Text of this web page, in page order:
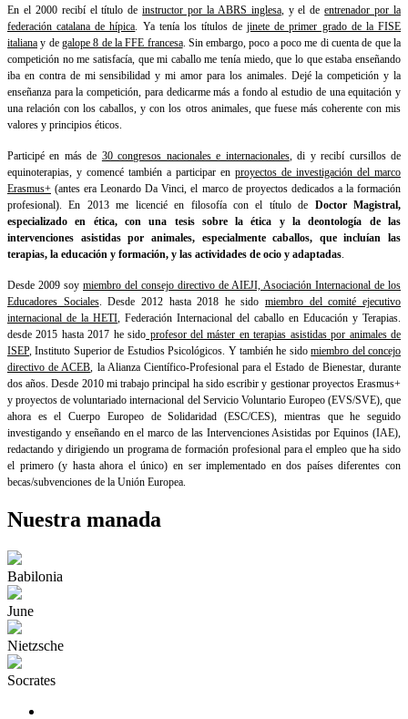
En el 2000 recibí el título deinstructor por la ABRS inglesa, y el deentrenador por la
federación catalana de hípica. Ya tenía los títulos dejinete de primer grado de la FISE
italiana y de galope 8 de la FFE francesa. Sin embargo, poco a poco me di cuenta de que la
competición no me satisfacía, que mi caballo me tenía miedo, que lo que estaba enseñando
iba en contra de mi sensibilidad y mi amor para los animales. Dejé la competición y la
enseñanza para la competición, para dedicarme más a fondo al estudio de una equitación y
una relación con los caballos, y con los otros animales, que fuese más coherente con mis
valores y principios éticos.
Participé en más de 30 congresos nacionales e internacionales, di y recibí cursillos de
equinoterapias, y comencé también a participar en proyectos de investigación del marco
Erasmus+ (antes era Leonardo Da Vinci, el marco de proyectos dedicados a la formación
profesional). En 2013 me licencié en filosofía con el título de Doctor Magistral,
especializado en ética, con una tesis sobre la ética y la deontología de las
intervenciones asistidas por animales, especialmente caballos, que incluían las
terapias, la educación y formación, y las actividades de ocio y adaptadas.
Desde 2009 soy miembro del consejo directivo de AIEJI, Asociación Internacional de los
Educadores Sociales. Desde 2012 hasta 2018 he sidomiembro del comité ejecutivo
internacional de la HETI, Federación Internacional del caballo en Educación y Terapias.
desde 2015 hasta 2017 he sido profesor del máster en terapias asistidas por animales de
ISEP, Instituto Superior de Estudios Psicológicos. Y también he sidomiembro del concejo
directivo de ACEB, la Alianza Científico-Profesional para el Estado de Bienestar, durante
dos años. Desde 2010 mi trabajo principal ha sido escribir y gestionar proyectos Erasmus+
y proyectos de voluntariado internacional del Servicio Voluntario Europeo (EVS/SVE), que
ahora es el Cuerpo Europeo de Solidaridad (ESC/CES), mientras que he seguido
investigando y enseñando en el marco de las Intervenciones Asistidas por Equinos (IAE),
redactando y dirigiendo un programa de formación profesional para el empleo que ha sido
el primero (y hasta ahora el único) en ser implementado en dos países diferentes con
becas/subvenciones de la Unión Europea.
Nuestra manada
Babilonia
June
Nietzsche
Socrates